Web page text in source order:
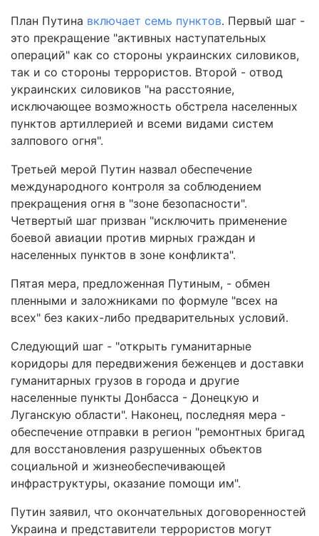
План Путина включает семь пунктов. Первый шаг -
это прекращение "активных наступательных
операций" как со стороны украинских силовиков,
так и со стороны террористов. Второй - отвод
украинских силовиков "на расстояние,
исключающее возможность обстрела населенных
пунктов артиллерией и всеми видами систем
залпового огня".
Третьей мерой Путин назвал обеспечение
международного контроля за соблюдением
прекращения огня в "зоне безопасности".
Четвертый шаг призван "исключить применение
боевой авиации против мирных граждан и
населенных пунктов в зоне конфликта".
Пятая мера, предложенная Путиным, - обмен
пленными и заложниками по формуле "всех на
всех" без каких-либо предварительных условий.
Следующий шаг - "открыть гуманитарные
коридоры для передвижения беженцев и доставки
гуманитарных грузов в города и другие
населенные пункты Донбасса - Донецкую и
Луганскую области". Наконец, последняя мера -
обеспечение отправки в регион "ремонтных бригад
для восстановления разрушенных объектов
социальной и жизнеобеспечивающей
инфраструктуры, оказание помощи им".
Путин заявил, что окончательных договоренностей
Украина и представители террористов могут